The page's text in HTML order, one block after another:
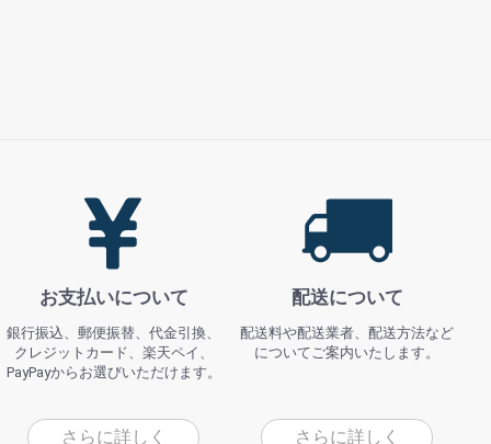
お支払いについて
銀行振込、郵便振替、代金引換、
クレジットカード、楽天ペイ、
PayPayからお選びいただけます。
さらに詳しく
配送について
配送料や配送業者、配送方法など
についてご案内いたします。
さらに詳しく